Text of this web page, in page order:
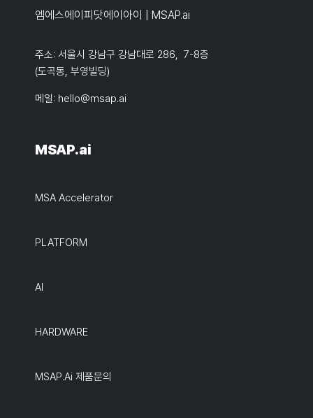
엠에스에이피닷에이아이 | MSAP.ai
주소: 서울시 강남구 강남대로 286, 7-8층
(도곡동, 부영빌딩)
메일: hello@msap.ai
MSAP.ai
MSA Accelerator
PLATFORM
AI
HARDWARE
MSAP.ai 제품문의